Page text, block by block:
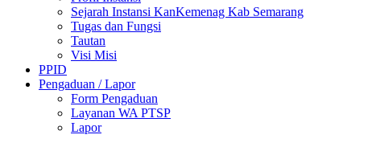
Sejarah Instansi KanKemenag Kab Semarang
Tugas dan Fungsi
Tautan
Visi Misi
PPID
Pengaduan / Lapor
Form Pengaduan
Layanan WA PTSP
Lapor